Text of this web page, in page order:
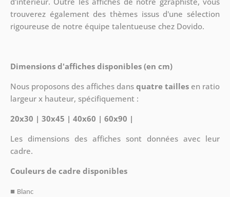
trouverez également des thèmes issus d'une sélection
rigoureuse de notre équipe talentueuse chez Dovido.
Dimensions d'affiches disponibles (en cm)
Nous proposons des affiches dansquatre tailles en ratio
largeur x hauteur, spécifiquement :
20x30 | 30x45 | 40x60 | 60x90 |
Les dimensions des affiches sont données avec leur
cadre.
Couleurs de cadre disponibles
■ Blanc